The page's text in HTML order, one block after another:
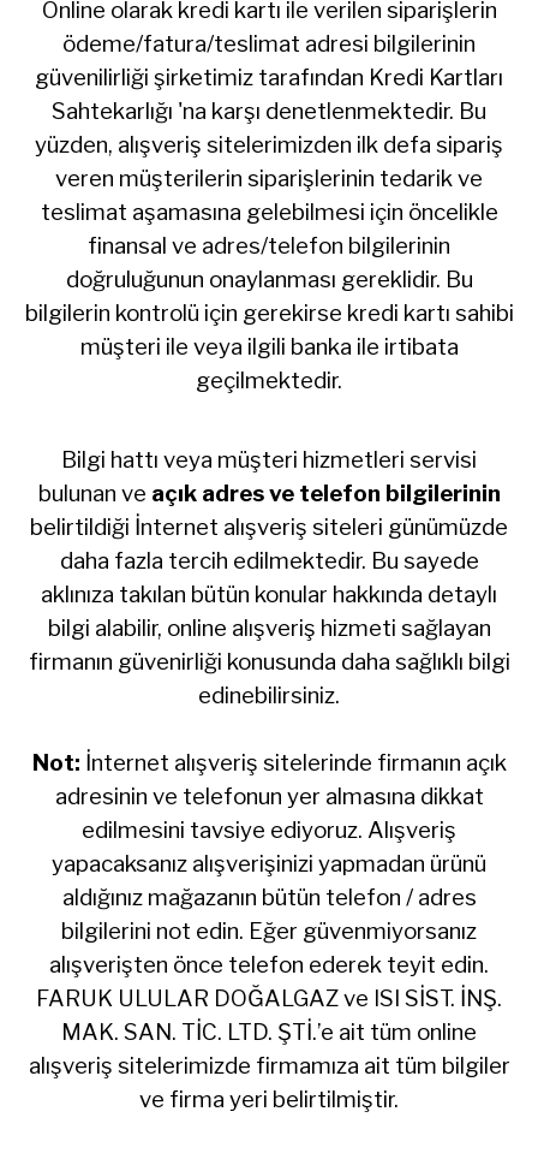
Online olarak kredi kartı ile verilen siparişlerin
ödeme/fatura/teslimat adresi bilgilerinin
güvenilirliği şirketimiz tarafından Kredi Kartları
Sahtekarlığı 'na karşı denetlenmektedir. Bu
yüzden, alışveriş sitelerimizden ilk defa sipariş
veren müşterilerin siparişlerinin tedarik ve
teslimat aşamasına gelebilmesi için öncelikle
finansal ve adres/telefon bilgilerinin
doğruluğunun onaylanması gereklidir. Bu
bilgilerin kontrolü için gerekirse kredi kartı sahibi
müşteri ile veya ilgili banka ile irtibata
geçilmektedir.
Bilgi hattı veya müşteri hizmetleri servisi
bulunan ve açık adres ve telefon bilgilerinin
belirtildiği İnternet alışveriş siteleri günümüzde
daha fazla tercih edilmektedir. Bu sayede
aklınıza takılan bütün konular hakkında detaylı
bilgi alabilir, online alışveriş hizmeti sağlayan
firmanın güvenirliği konusunda daha sağlıklı bilgi
edinebilirsiniz.
Not: İnternet alışveriş sitelerinde firmanın açık
adresinin ve telefonun yer almasına dikkat
edilmesini tavsiye ediyoruz. Alışveriş
yapacaksanız alışverişinizi yapmadan ürünü
aldığınız mağazanın bütün telefon / adres
bilgilerini not edin. Eğer güvenmiyorsanız
alışverişten önce telefon ederek teyit edin.
FARUK ULULAR DOĞALGAZ ve ISI SİST. İNŞ.
MAK. SAN. TİC. LTD. ŞTİ.’e ait tüm online
alışveriş sitelerimizde firmamıza ait tüm bilgiler
ve firma yeri belirtilmiştir.